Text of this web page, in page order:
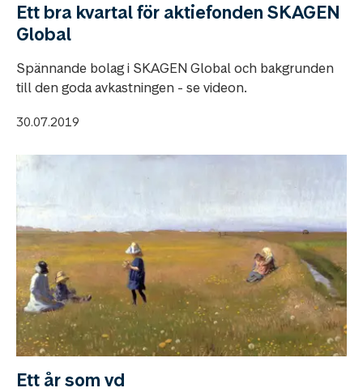
Ett bra kvartal för aktiefonden SKAGEN
Global
Spännande bolag i SKAGEN Global och bakgrunden
till den goda avkastningen - se videon.
30.07.2019
Ett år som vd